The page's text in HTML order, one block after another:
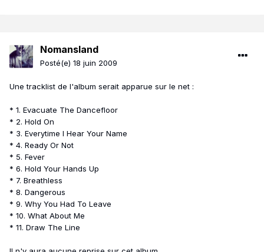
Nomansland
Posté(e) 18 juin 2009
Une tracklist de l'album serait apparue sur le net :
* 1. Evacuate The Dancefloor
* 2. Hold On
* 3. Everytime I Hear Your Name
* 4. Ready Or Not
* 5. Fever
* 6. Hold Your Hands Up
* 7. Breathless
* 8. Dangerous
* 9. Why You Had To Leave
* 10. What About Me
* 11. Draw The Line